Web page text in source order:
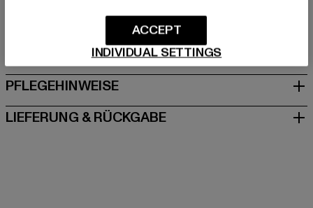
GRÖSSE & PASSFORM
PFLEGEHINWEISE
LIEFERUNG & RÜCKGABE
INDIVIDUAL SETTINGS
ACCEPT